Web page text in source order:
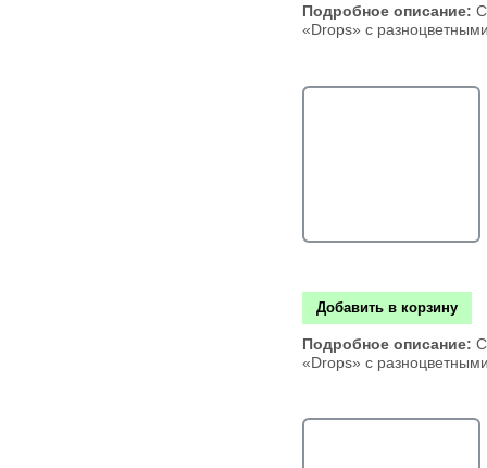
Подробное описание:
«Drops» с
Добавить в корзину
Подробное описание:
«Drops» с